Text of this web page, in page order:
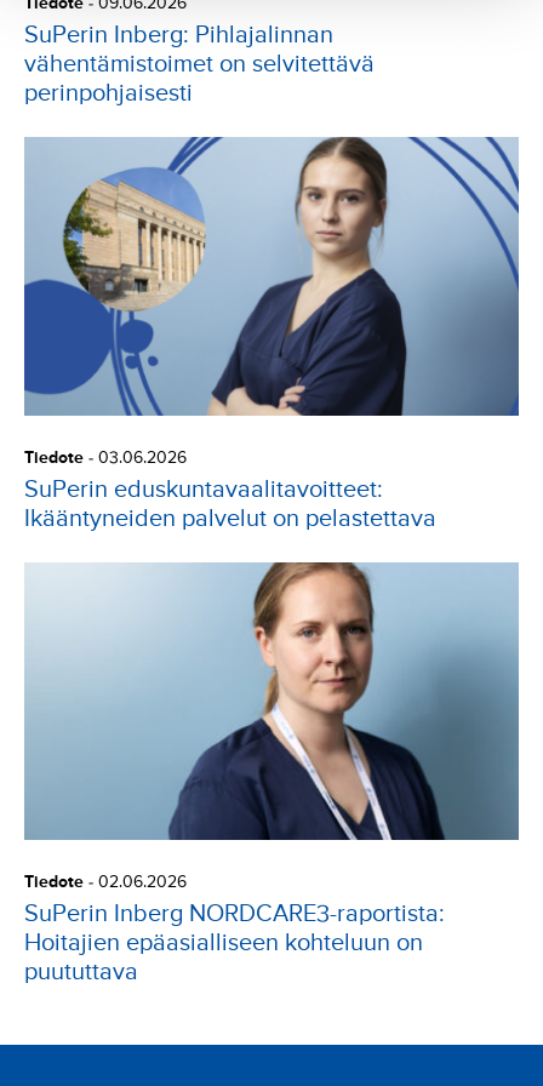
SuPerin Inberg: Pihlajalinnan
vähentämistoimet on selvitettävä
perinpohjaisesti
Tiedote - 03.06.2026
SuPerin eduskuntavaalitavoitteet:
Ikääntyneiden palvelut on pelastettava
Tiedote - 02.06.2026
SuPerin Inberg NORDCARE3-raportista:
Hoitajien epäasialliseen kohteluun on
puututtava